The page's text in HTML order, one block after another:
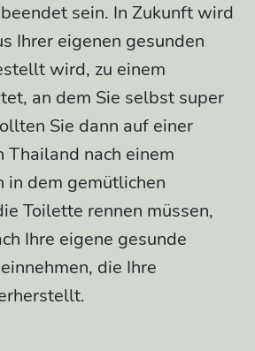
sein. In Zukunft wird
Ihrer eigenen gesunden
wird, zu einem
an dem Sie selbst super
Sie dann auf einer
Thailand nach einem
in dem gemütlichen
Toilette rennen müssen,
Ihre eigene gesunde
die Ihre